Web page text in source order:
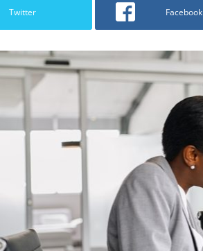
Twitter Facebook